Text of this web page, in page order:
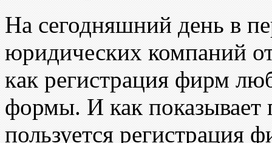
На сегодняшний день в
юридических компаний
кaк регистрация фирм
формы. И как показывает
пользуется регистрация